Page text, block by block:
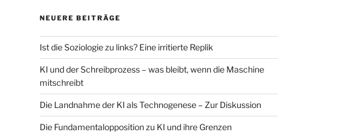
NEUERE BEITRÄGE
Ist die Soziologie zu links? Eine irritierte Replik
KI und der Schreibprozess – was bleibt, wenn die Maschine
mitschreibt
Die Landnahme der KI als Technogenese – Zur Diskussion
Die Fundamentalopposition zu KI und ihre Grenzen